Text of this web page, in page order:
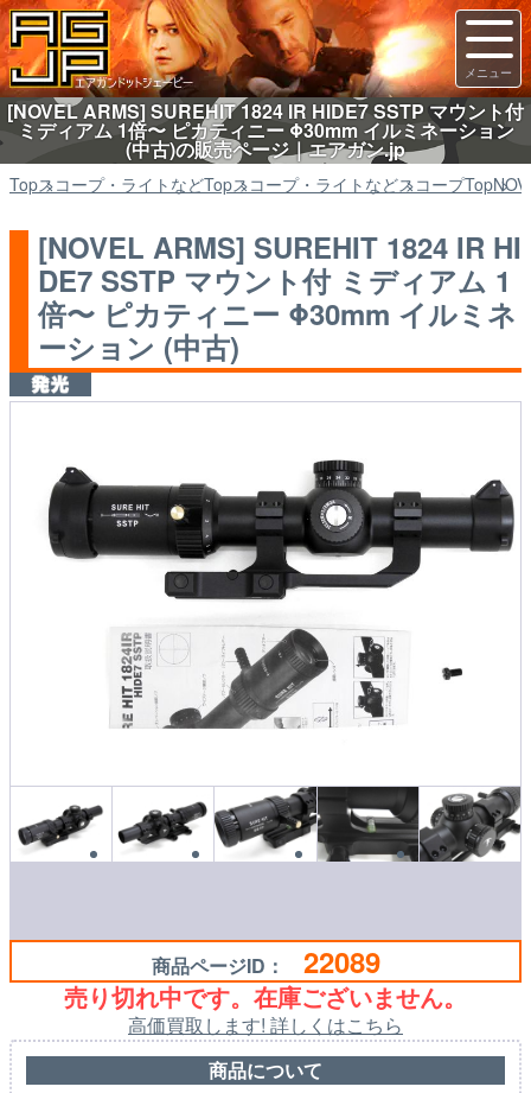
[NOVEL ARMS] SUREHIT 1824 IR HIDE7 SSTP マウント付
ミディアム 1倍〜 ピカティニー Φ30mm イルミネーション
(中古)の販売ページ｜エアガン.jp
Topスコープ・ライトなどTopスコープ・ライトなどスコープTop
[NOVEL ARMS] SUREHIT 1824 IR HI
DE7 SSTP マウント付 ミディアム 1
倍〜 ピカティニー Φ30mm イルミネ
ーション (中古)
商品ページID： 22089
売り切れ中です。在庫ございません。
高価買取します! 詳しくはこちら
商品について